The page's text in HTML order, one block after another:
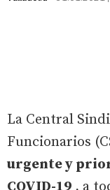
La Central
Funcionarios
urgente y